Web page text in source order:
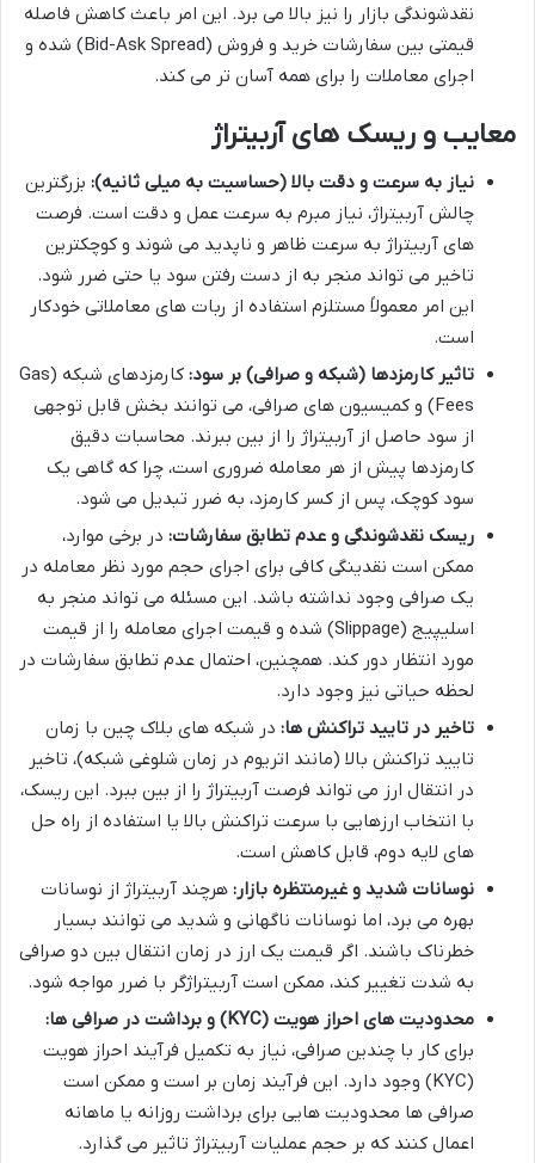
نقدشوندگی بازار را نیز بالا می برد. این امر باعث کاهش فاصله
قیمتی بین سفارشات خرید و فروش (Bid-Ask Spread) شده و
اجرای معاملات را برای همه آسان تر می کند.
معایب و ریسک های آربیتراژ
نیاز به سرعت و دقت بالا (حساسیت به میلی ثانیه): بزرگترین
چالش آربیتراژ، نیاز مبرم به سرعت عمل و دقت است. فرصت
های آربیتراژ به سرعت ظاهر و ناپدید می شوند و کوچکترین
تاخیر می تواند منجر به از دست رفتن سود یا حتی ضرر شود.
این امر معمولاً مستلزم استفاده از ربات های معاملاتی خودکار
است.
تاثیر کارمزدها (شبکه و صرافی) بر سود:
کارمزدهای شبکه (Gas
Fees) و کمیسیون های صرافی، می توانند بخش قابل توجهی
از سود حاصل از آربیتراژ را از بین ببرند. محاسبات دقیق
کارمزدها پیش از هر معامله ضروری است، چرا که گاهی یک
سود کوچک، پس از کسر کارمزد، به ضرر تبدیل می شود.
ریسک نقدشوندگی و عدم تطابق سفارشات: در برخی موارد،
ممکن است نقدینگی کافی برای اجرای حجم مورد نظر معامله در
یک صرافی وجود نداشته باشد. این مسئله می تواند منجر به
اسلیپیج (Slippage) شده و قیمت اجرای معامله را از قیمت
مورد انتظار دور کند. همچنین، احتمال عدم تطابق سفارشات در
لحظه حیاتی نیز وجود دارد.
تاخیر در تایید تراکنش ها: در شبکه های بلاک چین با زمان
تایید تراکنش بالا (مانند اتریوم در زمان شلوغی شبکه)، تاخیر
در انتقال ارز می تواند فرصت آربیتراژ را از بین ببرد. این ریسک،
با انتخاب ارزهایی با سرعت تراکنش بالا یا استفاده از راه حل
های لایه دوم، قابل کاهش است.
نوسانات شدید و غیرمنتظره بازار: هرچند آربیتراژ از نوسانات
بهره می برد، اما نوسانات ناگهانی و شدید می توانند بسیار
خطرناک باشند. اگر قیمت یک ارز در زمان انتقال بین دو صرافی
به شدت تغییر کند، ممکن است آربیتراژگر با ضرر مواجه شود.
محدودیت های احراز هویت (KYC) و برداشت در صرافی ها:
برای کار با چندین صرافی، نیاز به تکمیل فرآیند احراز هویت
(KYC) وجود دارد. این فرآیند زمان بر است و ممکن است
صرافی ها محدودیت هایی برای برداشت روزانه یا ماهانه
اعمال کنند که بر حجم عملیات آربیتراژ تاثیر می گذارد.